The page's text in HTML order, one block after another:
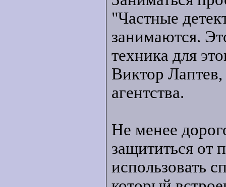
"Частные
занимаются.
техника для
Виктор Лаптев,
агентства.
Не менее
защититься от
использовать